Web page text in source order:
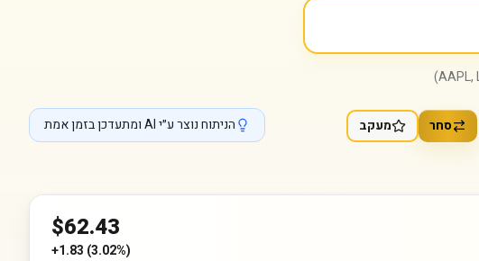
סחר מעקב הניתוח נוצר ע״י AI ומתעדכן בזמן אמת
$62.43
+1.83 (3.02%)